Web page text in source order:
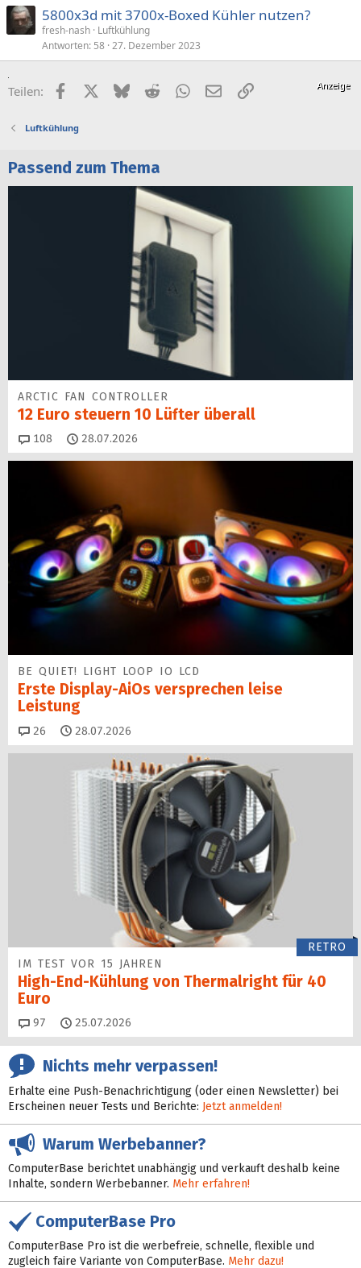
5800x3d mit 3700x-Boxed Kühler nutzen?
fresh-nash Luftkühlung
Antworten 58 27. Dezember 2023
Teilen: FacebookX (Twitter)
BlueskyRedditWhatsApp
E-MailLink
Luftkühlung
Passend zum Thema
ARCTIC FAN CONTROLLER
12 Euro steuern 10 Lüfter überall
108 Kommentare
28.07.2026
BE QUIET! LIGHT LOOP IO LCD
Erste Display-AiOs versprechen leise
Leistung
26 Kommentare
28.07.2026
RETRO
IM TEST VOR 15 JAHREN
High-End-Kühlung von Thermalright für 40
Euro
97 Kommentare
25.07.2026
Nichts mehr verpassen!
Erhalte eine Push-Benachrichtigung (oder einen Newsletter) bei
Erscheinen neuer Tests und Berichte: Jetzt anmelden!
Warum Werbebanner?
ComputerBase berichtet unabhängig und verkauft deshalb keine
Inhalte, sondern Werbebanner. Mehr erfahren!
ComputerBase Pro
ComputerBase Pro ist die werbefreie, schnelle, flexible und
zugleich faire Variante von ComputerBase. Mehr dazu!